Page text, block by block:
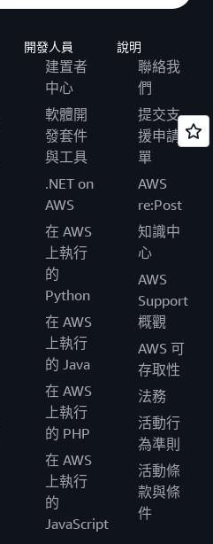
開發人員
建置者
中心
軟體開
發套件
與工具
.NET on
AWS
在 AWS
上執行
的
Python
在 AWS
上執行
的 Java
在 AWS
上執行
的 PHP
在 AWS
上執行
的
JavaScript
說明
聯絡我
們
提交支
援申請
單
AWS
re:Post
知識中
心
AWS
Support
概觀
AWS 可
存取性
法務
活動行
為準則
活動條
款與條
件